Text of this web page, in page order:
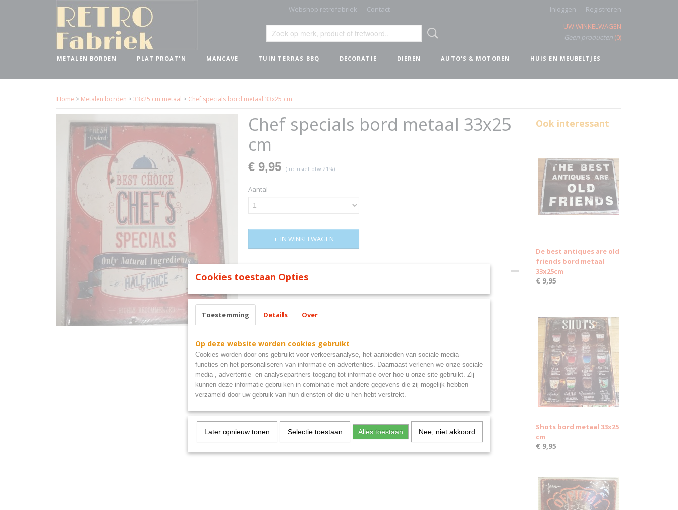
Webshop retrofabriek Contact Inloggen
Registreren
UW WINKELWAGEN
Geen producten (0)
METALEN BORDEN PLAT PROAT'N MANCAVE TUIN TERRAS BBQ DECORATIE DIEREN AUTO'S & MOTOREN HUIS EN MEUBELTJES
Home > Metalen borden >33x25 cm metaal > Chef specials bord metaal 33x25 cm
Chef specials bord metaal 33x25
cm
€ 9,95 (inclusief btw 21%)
Aantal
IN WINKELWAGEN
Ook interessant
De best antiques are old
friends bord metaal
33x25cm
€ 9,95
Shots bord metaal 33x25
cm
€ 9,95
Cookies toestaan Opties
Toestemming Details Over
Op deze website worden cookies gebruikt
Cookies worden door ons gebruikt voor verkeersanalyse, het aanbieden van sociale media-
functies en het personaliseren van informatie en advertenties. Daarnaast verlenen we onze sociale
media-, advertentie- en analysepartners toegang tot informatie over hoe u onze site gebruikt. Zij
kunnen deze informatie gebruiken in combinatie met andere gegevens die zij mogelijk hebben
verzameld door uw gebruik van hun diensten of die u hen hebt verstrekt.
Later opnieuw tonen Selectie toestaan Alles toestaan Nee, niet akkoord